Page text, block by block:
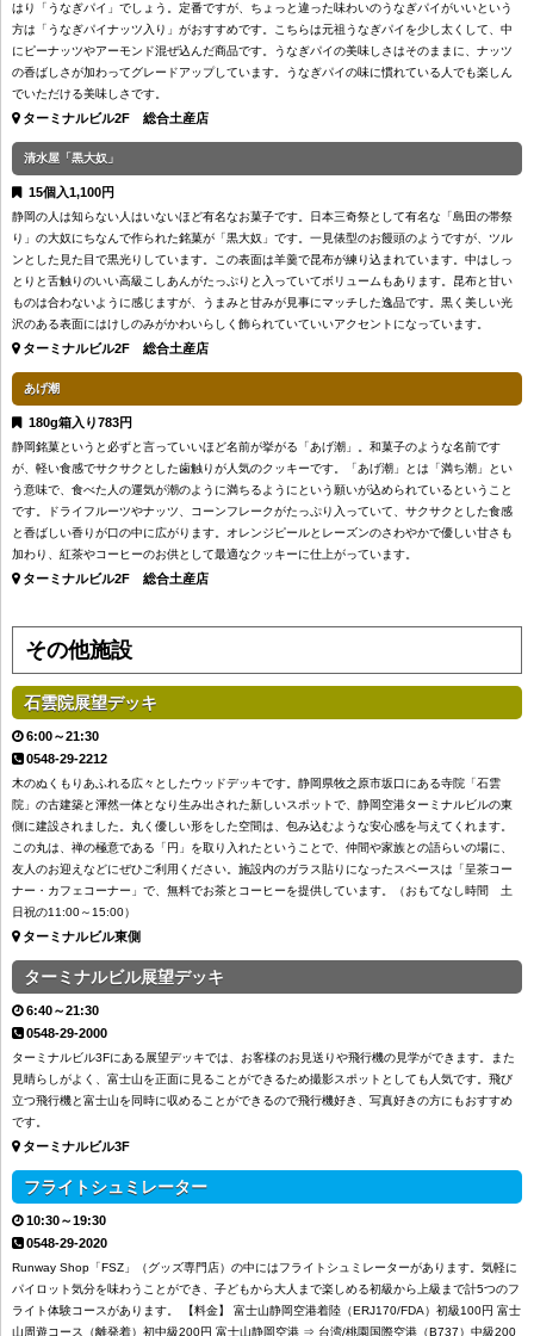
はり「うなぎパイ」でしょう。定番ですが、ちょっと違った味わいのうなぎパイがいいという
方は「うなぎパイナッツ入り」がおすすめです。こちらは元祖うなぎパイを少し太くして、中
にピーナッツやアーモンド混ぜ込んだ商品です。うなぎパイの美味しさはそのままに、ナッツ
の香ばしさが加わってグレードアップしています。うなぎパイの味に慣れている人でも楽しん
でいただける美味しさです。
ターミナルビル2F 総合土産店
清水屋「黒大奴」
15個入1,100円
静岡の人は知らない人はいないほど有名なお菓子です。日本三奇祭として有名な「島田の帯祭
り」の大奴にちなんで作られた銘菓が「黒大奴」です。一見俵型のお饅頭のようですが、ツル
ンとした見た目で黒光りしています。この表面は羊羹で昆布が練り込まれています。中はしっ
とりと舌触りのいい高級こしあんがたっぷりと入っていてボリュームもあります。昆布と甘い
ものは合わないように感じますが、うまみと甘みが見事にマッチした逸品です。黒く美しい光
沢のある表面にはけしのみがかわいらしく飾られていていいアクセントになっています。
ターミナルビル2F 総合土産店
あげ潮
180g箱入り783円
静岡銘菓というと必ずと言っていいほど名前が挙がる「あげ潮」。和菓子のような名前です
が、軽い食感でサクサクとした歯触りが人気のクッキーです。「あげ潮」とは「満ち潮」とい
う意味で、食べた人の運気が潮のように満ちるようにという願いが込められているということ
です。ドライフルーツやナッツ、コーンフレークがたっぷり入っていて、サクサクとした食感
と香ばしい香りが口の中に広がります。オレンジピールとレーズンのさわやかで優しい甘さも
加わり、紅茶やコーヒーのお供として最適なクッキーに仕上がっています。
ターミナルビル2F 総合土産店
その他施設
石雲院展望デッキ
6:00～21:30
0548-29-2212
木のぬくもりあふれる広々としたウッドデッキです。静岡県牧之原市坂口にある寺院「石雲
院」の古建築と渾然一体となり生み出された新しいスポットで、静岡空港ターミナルビルの東
側に建設されました。丸く優しい形をした空間は、包み込むような安心感を与えてくれます。
この丸は、禅の極意である「円」を取り入れたということで、仲間や家族との語らいの場に、
友人のお迎えなどにぜひご利用ください。施設内のガラス貼りになったスペースは「呈茶コー
ナー・カフェコーナー」で、無料でお茶とコーヒーを提供しています。（おもてなし時間 土
日祝の11:00～15:00）
ターミナルビル東側
ターミナルビル展望デッキ
6:40～21:30
0548-29-2000
ターミナルビル3Fにある展望デッキでは、お客様のお見送りや飛行機の見学ができます。また
見晴らしがよく、富士山を正面に見ることができるため撮影スポットとしても人気です。飛び
立つ飛行機と富士山を同時に収めることができるので飛行機好き、写真好きの方にもおすすめ
です。
ターミナルビル3F
フライトシュミレーター
10:30～19:30
0548-29-2020
Runway Shop「FSZ」（グッズ専門店）の中にはフライトシュミレーターがあります。気軽に
パイロット気分を味わうことができ、子どもから大人まで楽しめる初級から上級まで計5つのフ
ライト体験コースがあります。 【料金】 富士山静岡空港着陸（ERJ170/FDA）初級100円 富士
山周遊コース（離発着）初中級200円 富士山静岡空港 ⇒ 台湾/桃園国際空港（B737）中級200